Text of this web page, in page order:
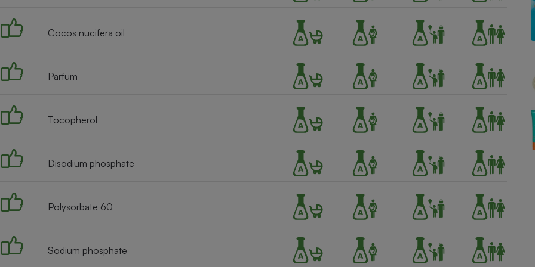
Cocos nucifera oil
Parfum
Tocopherol
Disodium phosphate
Polysorbate 60
Sodium phosphate
Four encastrable
Aspirateur
Appareil photo
Électricité - Gaz
Lessive